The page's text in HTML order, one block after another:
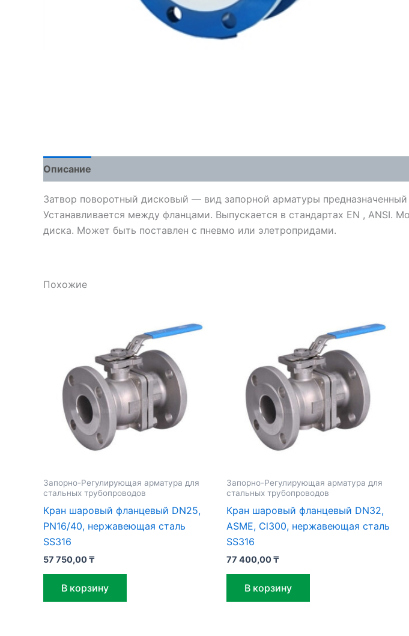
Описание
Затвор поворотный дисковый — вид запорной арматуры
Устанавливается между фланцами. Выпускается в стандартах EN , ANSI.
диска. Может быть поставлен с пневмо или элетропридами.
Похожие
Запорно-Регулирующая арматура для
стальных трубопроводов
Кран шаровый фланцевый DN25,
PN16/40, нержавеющая сталь
SS316
57 750,00₸
В корзину
Запорно-Регулирующая арматура для
стальных трубопроводов
Кран шаровый фланцевый DN32,
ASME, Cl300, нержавеющая сталь
SS316
77 400,00₸
В корзину